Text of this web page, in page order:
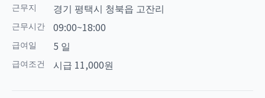
근무지 경기 평택시 청북읍 고잔리
근무시간 09:00~18:00
급여일 5 일
급여조건 시급 11,000원